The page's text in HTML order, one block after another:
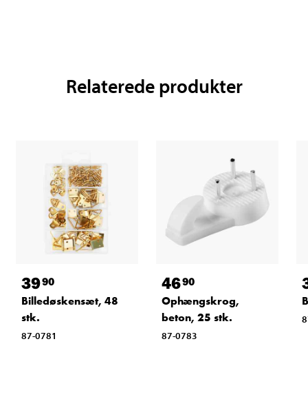
Relaterede produkter
3990
Billedøskensæt, 48
stk.
87-0781
4690
Ophængskrog,
beton, 25 stk.
87-0783